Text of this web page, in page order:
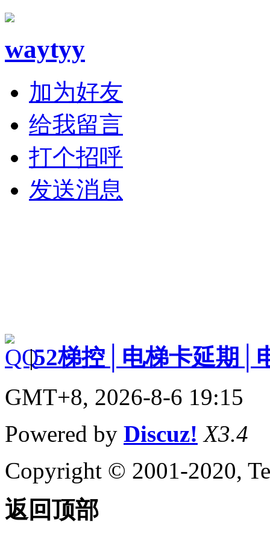
waytyy
加为好友
给我留言
打个招呼
发送消息
|52梯控│电梯卡延期│
GMT+8, 2026-8-6 19:15
Powered by Discuz! X3.4
Copyright © 2001-2020,
返回顶部